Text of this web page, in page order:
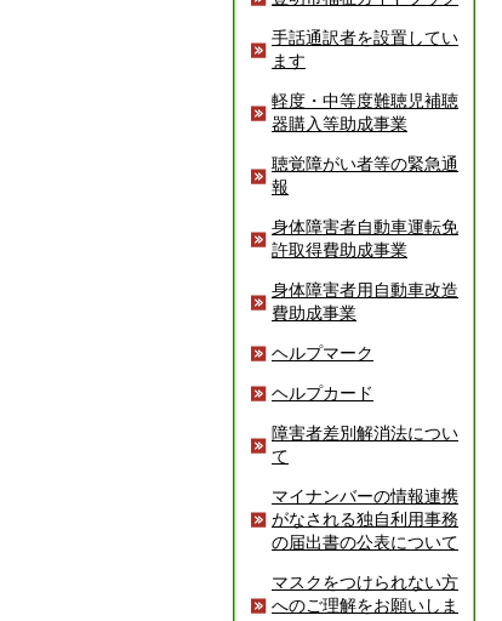
手話通訳者を設置してい
ます
軽度・中等度難聴児補聴
器購入等助成事業
聴覚障がい者等の緊急通
報
身体障害者自動車運転免
許取得費助成事業
身体障害者用自動車改造
費助成事業
ヘルプマーク
ヘルプカード
障害者差別解消法につい
て
マイナンバーの情報連携
がなされる独自利用事務
の届出書の公表について
マスクをつけられない方
へのご理解をお願いしま